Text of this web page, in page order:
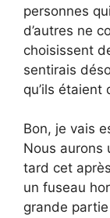
personnes
d’autres ne
choisissent
sentirais
qu’ils étaient
Bon, je vais
Nous aurons
tard cet
un fuseau
grande